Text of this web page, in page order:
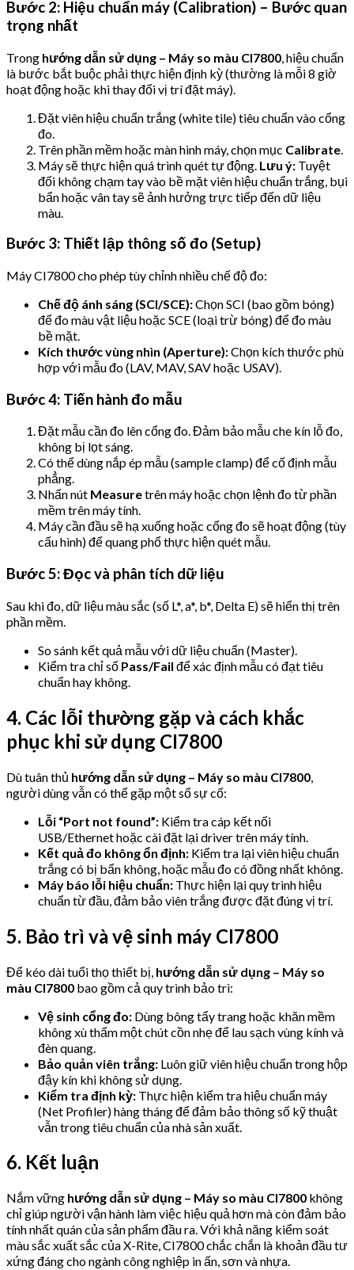
Bước 2: Hiệu chuẩn máy (Calibration) – Bước quan
trọng nhất
Trong hướng dẫn sử dụng – Máy so màu CI7800 , hiệu chuẩn
là bước bắt buộc phải thực hiện định kỳ (thường là mỗi 8 giờ
hoạt động hoặc khi thay đổi vị trí đặt máy).
Đặt viên hiệu chuẩn trắng (white tile) tiêu chuẩn vào cổng
đo.
Trên phần mềm hoặc màn hình máy, chọn mục Calibrate
Máy sẽ thực hiện quá trình quét tự động. Lưu ý: Tuyệt
đối không chạm tay vào bề mặt viên hiệu chuẩn trắng, bụi
bẩn hoặc vân tay sẽ ảnh hưởng trực tiếp đến dữ liệu
màu.
Bước 3: Thiết lập thông số đo (Setup)
Máy CI7800 cho phép tùy chỉnh nhiều chế độ đo:
Chế độ ánh sáng (SCI/SCE):Chọn SCI (bao gồm bóng)
để đo màu vật liệu hoặc SCE (loại trừ bóng) để đo màu
bề mặt.
Kích thước vùng nhìn (Aperture):Chọn kích thước phù
hợp với mẫu đo (LAV, MAV, SAV hoặc USAV).
Bước 4: Tiến hành đo mẫu
Đặt mẫu cần đo lên cổng đo. Đảm bảo mẫu che kín lỗ đo,
không bị lọt sáng.
Có thể dùng nắp ép mẫu (sample clamp) để cố định mẫu
phẳng.
Nhấn nút Measuretrên máy hoặc chọn lệnh đo từ phần
mềm trên máy tính.
Máy cần đầu sẽ hạ xuống hoặc cổng đo sẽ hoạt động (tùy
cấu hình) để quang phổ thực hiện quét mẫu.
Bước 5: Đọc và phân tích dữ liệu
Sau khi đo, dữ liệu màu sắc (số L*, a*, b*, Delta E) sẽ hiển thị trên
phần mềm.
So sánh kết quả mẫu với dữ liệu chuẩn (Master).
Kiểm tra chỉ số Pass/Fail để xác định mẫu có đạt tiêu
chuẩn hay không.
4. Các lỗi thường gặp và cách khắc
phục khi sử dụng CI7800
Dù tuân thủ hướng dẫn sử dụng – Máy so màu CI7800
người dùng vẫn có thể gặp một số sự cố:
Lỗi “Port not found”: Kiểm tra cáp kết nối
USB/Ethernet hoặc cài đặt lại driver trên máy tính.
Kết quả đo không ổn định: Kiểm tra lại viên hiệu chuẩn
trắng có bị bẩn không, hoặc mẫu đo có đồng nhất không.
Máy báo lỗi hiệu chuẩn: Thực hiện lại quy trình hiệu
chuẩn từ đầu, đảm bảo viên trắng được đặt đúng vị trí.
5. Bảo trì và vệ sinh máy CI7800
Để kéo dài tuổi thọ thiết bị, hướng dẫn sử dụng – Máy so
màu CI7800 bao gồm cả quy trình bảo trì:
Vệ sinh cổng đo: Dùng bông tẩy trang hoặc khăn mềm
không xù thấm một chút cồn nhẹ để lau sạch vùng kính và
đèn quang.
Bảo quản viên trắng: Luôn giữ viên hiệu chuẩn trong hộp
đậy kín khi không sử dụng.
Kiểm tra định kỳ: Thực hiện kiểm tra hiệu chuẩn máy
(Net Profiler) hàng tháng để đảm bảo thông số kỹ thuật
vẫn trong tiêu chuẩn của nhà sản xuất.
6. Kết luận
Nắm vững hướng dẫn sử dụng – Máy so màu CI7800 không
chỉ giúp người vận hành làm việc hiệu quả hơn mà còn đảm bảo
tính nhất quán của sản phẩm đầu ra. Với khả năng kiểm soát
màu sắc xuất sắc của X-Rite, CI7800 chắc chắn là khoản đầu tư
xứng đáng cho ngành công nghiệp in ấn, sơn và nhựa.